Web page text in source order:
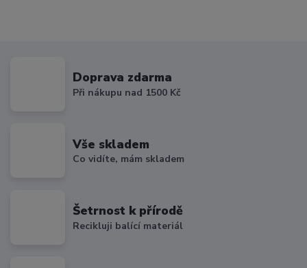
Doprava zdarma
Při nákupu nad 1500 Kč
Vše skladem
Co vidíte, mám skladem
Šetrnost k přírodě
Recikluji balící materiál